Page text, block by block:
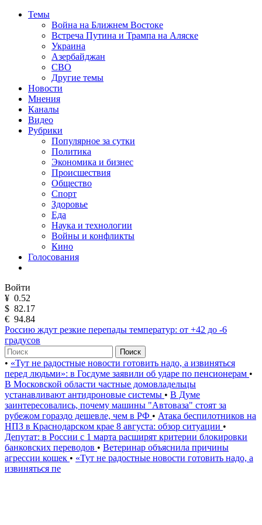
Темы
Война на Ближнем Востоке
Встреча Путина и Трампа на Аляске
Украина
Азербайджан
СВО
Другие темы
Новости
Мнения
Каналы
Видео
Рубрики
Популярное за сутки
Политика
Экономика и бизнес
Происшествия
Общество
Спорт
Здоровье
Еда
Наука и технологии
Войны и конфликты
Кино
Голосования
Войти
¥ 0.52
$ 82.17
€ 94.84
Россию ждут резкие перепады температур: от +42 до -6
градусов
Поиск
• «Тут не радостные новости готовить надо, а извиняться
перед людьми»: в Госдуме заявили об ударе по пенсионерам •
В Московской области частные домовладельцы
устанавливают антидроновые системы • В Думе
заинтересовались, почему машины "Автоваза" стоят за
рубежом гораздо дешевле, чем в РФ • Атака беспилотников на
НПЗ в Краснодарском крае 8 августа: обзор ситуации •
Депутат: в России с 1 марта расширят критерии блокировки
банковских переводов • Ветеринар объяснила причины
агрессии кошек • «Тут не радостные новости готовить надо, а
извиняться пе